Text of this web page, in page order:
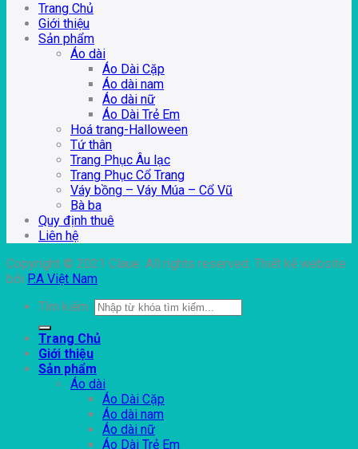
Trang Chủ
Giới thiệu
Sản phẩm
Áo dài
Áo Dài Cặp
Áo dài nam
Áo dài nữ
Áo Dài Trẻ Em
Hoá trang-Halloween
Tứ thân
Trang Phục Âu lạc
Trang Phục Cổ Trang
Váy bồng – Váy Múa – Cổ Vũ
Bà ba
Quy định thuê
Liên hệ
Copyright © 2021 Claue. All rights reserved. Thiết kế website
bởi P.A Việt Nam
Tìm kiếm:
Trang Chủ
Giới thiệu
Sản phẩm
Áo dài
Áo Dài Cặp
Áo dài nam
Áo dài nữ
Áo Dài Trẻ Em